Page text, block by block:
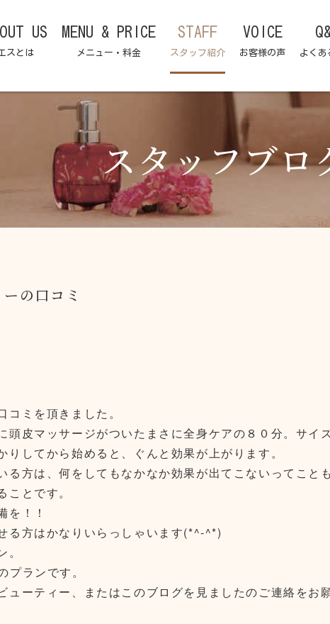
US
スとは
MENU & PRICE
メニュー・料金
STAFF
スタッフ紹介
VOICE
お客様の声 よくあ
スタッフブロ
の口コミ
ミを頂きました。
頭皮マッサージがついたまさに全身ケアの８０分。サイ
りしてから始めると、ぐんと効果が上がります。
方は、何をしてもなかなか効果が出てこないってこと
とです。
を！！
る方はかなりいらっしゃいます(*^-^*)
ランです。
ューティー、またはこのブログを見ましたのご連絡をお